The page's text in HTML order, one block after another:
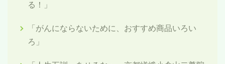
る！」
「がんにならないために、おすすめ商品いろい
ろ」